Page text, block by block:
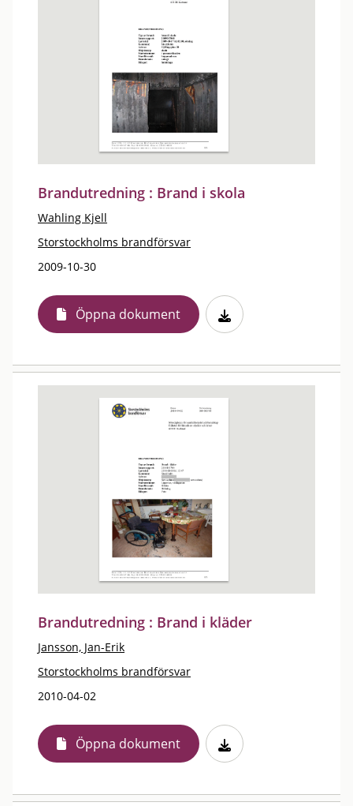
Brandutredning : Brand i skola
Wahling Kjell
Storstockholms brandförsvar
2009-10-30
Öppna dokument
Brandutredning : Brand i kläder
Jansson, Jan-Erik
Storstockholms brandförsvar
2010-04-02
Öppna dokument